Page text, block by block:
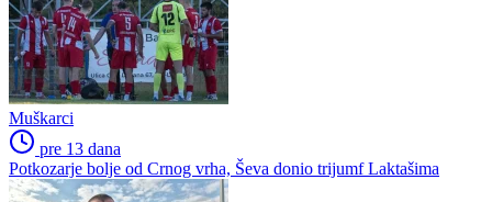
Muškarci
pre 13 dana
Potkozarje bolje od Crnog vrha, Ševa donio trijumf Laktašima